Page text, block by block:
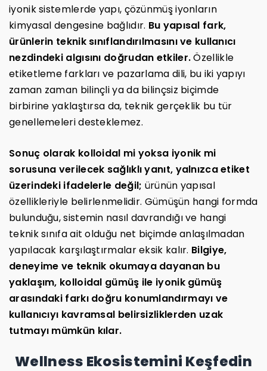
iyonik sistemlerde yapı, çözünmüş iyonların
kimyasal dengesine bağlıdır. Bu yapısal fark,
ürünlerin teknik sınıflandırılmasını ve kullanıcı
nezdindeki algısını doğrudan etkiler.Özellikle
etiketleme farkları ve pazarlama dili, bu iki yapıyı
zaman zaman bilinçli ya da bilinçsiz biçimde
birbirine yaklaştırsa da, teknik gerçeklik bu tür
genellemeleri desteklemez.
Sonuç olarak kolloidal mi yoksa iyonik mi
sorusuna verilecek sağlıklı yanıt, yalnızca etiket
üzerindeki ifadelerle değil; ürünün yapısal
özellikleriyle belirlenmelidir. Gümüşün hangi formda
bulunduğu, sistemin nasıl davrandığı ve hangi
teknik sınıfa ait olduğu net biçimde anlaşılmadan
yapılacak karşılaştırmalar eksik kalır. Bilgiye,
deneyime ve teknik okumaya dayanan bu
yaklaşım, kolloidal gümüş ile iyonik gümüş
arasındaki farkı doğru konumlandırmayı ve
kullanıcıyı kavramsal belirsizliklerden uzak
tutmayı mümkün kılar.
Wellness Ekosistemini Keşfedin